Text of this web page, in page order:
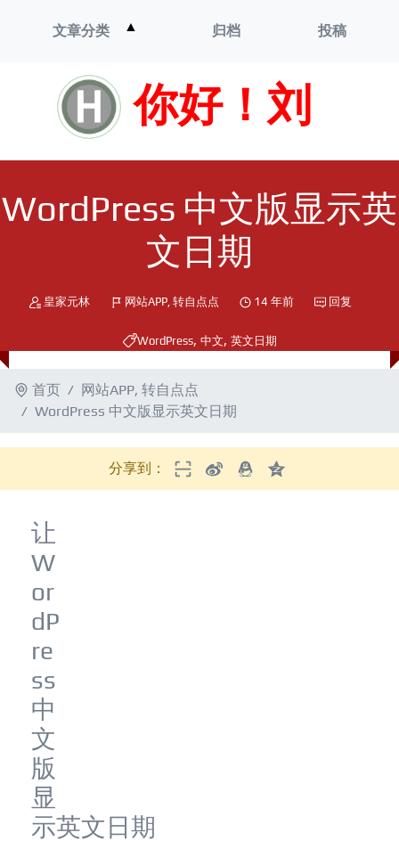
你好！刘
文章分类 ▲
单
归档 投稿
WordPress 中文版显示英
文日期
皇家元林 网站APP, 转自点点 14 年前 回复
WordPress, 中文, 英文日期
首页 网站APP, 转自点点
WordPress 中文版显示英文日期
分享到：
让
W
or
dP
re
ss
中
文
版
显
示英文日期